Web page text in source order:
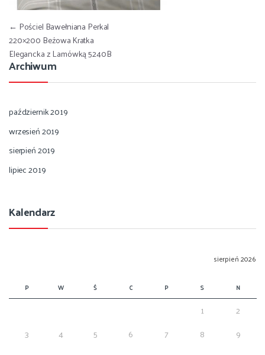
Nawigacja wpisu
← Pościel Bawełniana Perkal
220×200 Beżowa Kratka
Elegancka z Lamówką 5240B
Archiwum
październik 2019
wrzesień 2019
sierpień 2019
lipiec 2019
Kalendarz
sierpień 2026
P W Ś C P S N
1
2
3
4 5 6 7 8
9